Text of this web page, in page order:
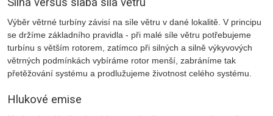
Výběr větrné turbíny závisí na síle větru v dané lokalitě. V principu
se držíme základního pravidla - při malé síle větru potřebujeme
turbínu s větším rotorem, zatímco při silných a silně výkyvových
větrných podmínkách vybíráme rotor menší, zabráníme tak
přetěžování systému a prodlužujeme životnost celého systému.
Hlukové emise